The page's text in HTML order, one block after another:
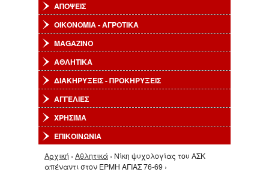
ΑΠΟΨΕΙΣ
ΟΙΚΟΝΟΜΙΑ - ΑΓΡΟΤΙΚΑ
MAGAZINO
ΑΘΛΗΤΙΚΑ
ΔΙΑΚΗΡΥΞΕΙΣ - ΠΡΟΚΗΡΥΞΕΙΣ
ΑΓΓΕΛΙΕΣ
ΧΡΗΣΙΜΑ
ΕΠΙΚΟΙΝΩΝΙΑ
Είστε εδώ
Αρχική › Αθλητικά › Nίκη ψυχολογίας του ΑΣΚ
απέναντι στον ΕΡΜΗ ΑΓΙΑΣ 76-69 ›